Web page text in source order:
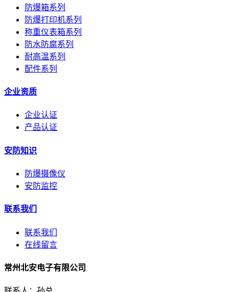
防爆箱系列
防爆打印机系列
称重仪表箱系列
防水防腐系列
耐高温系列
配件系列
企业资质
企业认证
产品认证
安防知识
防爆摄像仪
安防监控
联系我们
联系我们
在线留言
常州北安电子有限公司